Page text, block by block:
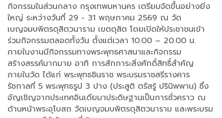
กิจกรรมในส่วนกลาง กรุงเทพมหานคร เตรียมจัดขึ้นอย่างยิ่ง
ใหญ่ ระหว่างวันที่ 29 - 31 พฤษภาคม 2569 ณ วัด
เบญจมบพิตรดุสิตวนาราม เขตดุสิต โดยเปิดให้ประชาชนเข้า
ร่วมกิจกรรมตลอดทั้งวัน ตั้งแต่เวลา 10.00 – 20.00 น.
ภายในงานมีกิจกรรมทางพระพุทธศาสนาและกิจกรรม
สร้างสรรค์มากมาย อาทิ การสักการะสิ่งศักดิ์สิทธิ์สำคัญ
ภายในวัด ได้แก่ พระพุทธชินราช พระบรมราชสรีรางคาร
รัชกาลที่ 5 พระพุทธรูป 3 ปาง (ประสูติ ตรัสรู้ ปรินิพพาน) ซึ่ง
อัญเชิญจากประเทศอินเดียมาประดิษฐานเป็นการชั่วคราว ณ
ด้านหน้าพระอุโบสถ วัดเบญจมบพิตรดุสิตวนาราม และพระบรม